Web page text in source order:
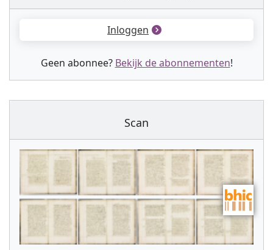
Inloggen
Geen abonnee? Bekijk de abonnementen!
Scan